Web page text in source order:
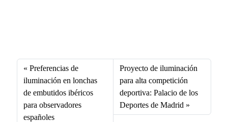
bo
ok
ed
In
ts
A
pp
Preferencias de
iluminación en lonchas
de embutidos ibéricos
para observadores
españoles
Proyecto de iluminación
para alta competición
deportiva: Palacio de los
Deportes de Madrid